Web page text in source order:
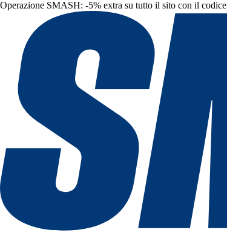
Operazione SMASH: -5% extra su tutto il sito con il codice